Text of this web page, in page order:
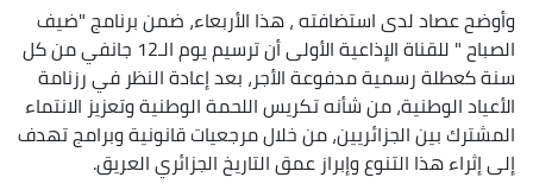
وأوضح عصاد لدى استضافته ، هذا الأربعاء، ضمن برنامج "ضيف
الصباح " للقناة الإذاعية الأولى أن ترسيم يوم الـ12 جانفي من كل
سنة كعطلة رسمية مدفوعة الأجر، بعد إعادة النظر في رزنامة
الأعياد الوطنية، من شأنه تكريس اللحمة الوطنية وتعزيز الانتماء
المشترك بين الجزائريين، من خلال مرجعيات قانونية وبرامج تهدف
إلى إثراء هذا التنوع وإبراز عمق التاريخ الجزائري العريق.